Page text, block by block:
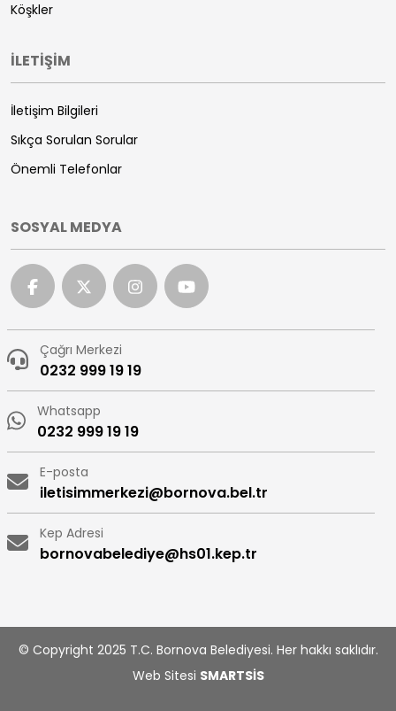
Köşkler
İLETİŞİM
İletişim Bilgileri
Sıkça Sorulan Sorular
Önemli Telefonlar
SOSYAL MEDYA
Çağrı Merkezi
0232 999 19 19
Whatsapp
0232 999 19 19
E-posta
iletisimmerkezi@bornova.bel.tr
Kep Adresi
bornovabelediye@hs01.kep.tr
© Copyright 2025 T.C. Bornova Belediyesi. Her hakkı saklıdır.
Web Sitesi SMARTSİS